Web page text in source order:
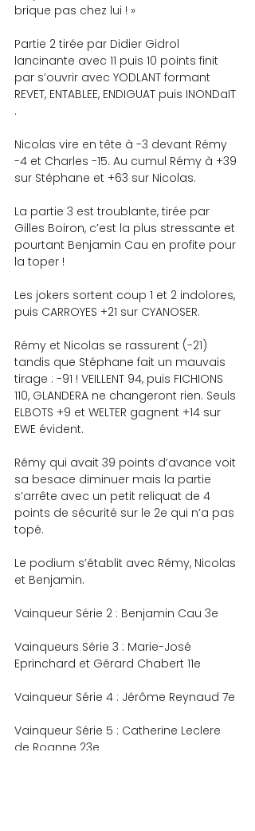
brique pas chez lui ! »
Partie 2 tirée par Didier Gidrol
lancinante avec 11 puis 10 points finit
par s’ouvrir avec YODLANT formant
REVET, ENTABLEE, ENDIGUAT puis INONDaIT
.
Nicolas vire en tête à -3 devant Rémy
-4 et Charles -15. Au cumul Rémy à +39
sur Stéphane et +63 sur Nicolas.
La partie 3 est troublante, tirée par
Gilles Boiron, c’est la plus stressante et
pourtant Benjamin Cau en profite pour
la toper !
Les jokers sortent coup 1 et 2 indolores,
puis CARROYES +21 sur CYANOSER.
Rémy et Nicolas se rassurent (-21)
tandis que Stéphane fait un mauvais
tirage : -91 ! VEILLENT 94, puis FICHIONS
110, GLANDERA ne changeront rien. Seuls
ELBOTS +9 et WELTER gagnent +14 sur
EWE évident.
Rémy qui avait 39 points d’avance voit
sa besace diminuer mais la partie
s’arrête avec un petit reliquat de 4
points de sécurité sur le 2e qui n’a pas
topé.
Le podium s’établit avec Rémy, Nicolas
et Benjamin.
Vainqueur Série 2 : Benjamin Cau 3e
Vainqueurs Série 3 : Marie-José
Eprinchard et Gérard Chabert 11e
Vainqueur Série 4 : Jérôme Reynaud 7e
Vainqueur Série 5 : Catherine Leclere
de Roanne 23e